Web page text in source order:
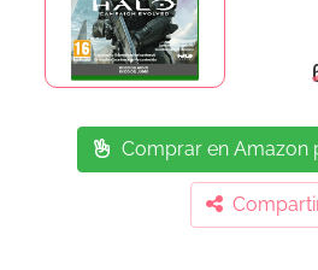
Comprar en Amazon